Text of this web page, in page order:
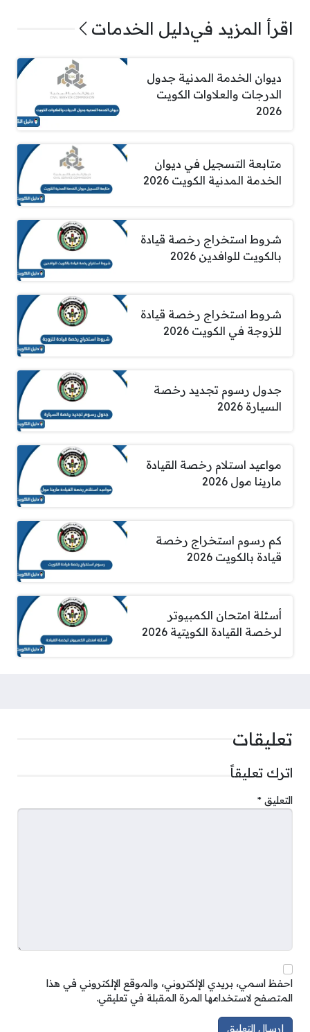
اقرأ المزيد فيدليل الخدمات
ديوان الخدمة المدنية جدول
الدرجات والعلاوات الكويت
2026
متابعة التسجيل في ديوان
الخدمة المدنية الكويت 2026
شروط استخراج رخصة قيادة
بالكويت للوافدين 2026
شروط استخراج رخصة قيادة
للزوجة في الكويت 2026
جدول رسوم تجديد رخصة
السيارة 2026
مواعيد استلام رخصة القيادة
مارينا مول 2026
كم رسوم استخراج رخصة
قيادة بالكويت 2026
أسئلة امتحان الكمبيوتر
لرخصة القيادة الكويتية 2026
تعليقات
اترك تعليقاً
التعليق *
احفظ اسمي، بريدي الإلكتروني، والموقع الإلكتروني في هذا
المتصفح لاستخدامها المرة المقبلة في تعليقي.